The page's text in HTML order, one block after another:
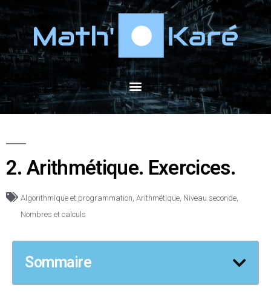
2. Arithmétique. Exercices.
Algorithmique et programmation, Arithmétique, Niveau seconde,
Nombres et calculs
Sommaire